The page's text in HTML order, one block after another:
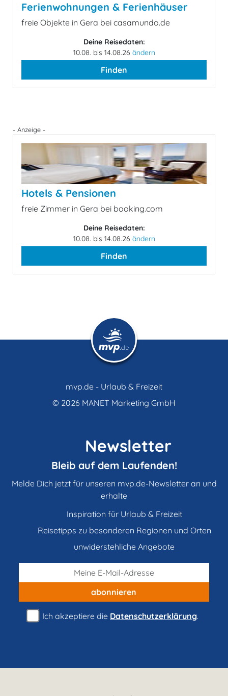
Ferienwohnungen & Ferienhäuser
freie Objekte in Gera bei casamundo.de
Deine Reisedaten:
10.08. bis 14.08.26 ändern
Finden
- Anzeige -
Hotels & Pensionen
freie Zimmer in Gera bei booking.com
Deine Reisedaten:
10.08. bis 14.08.26 ändern
Finden
mvp.de - Urlaub & Freizeit
© 2026 MANET Marketing GmbH
Newsletter
Bleib auf dem Laufenden!
Melde Dich jetzt für unseren mvp.de-Newsletter an und
erhalte
Inspiration für Urlaub & Freizeit
Reisetipps zu besonderen Regionen und Orten
unwiderstehliche Angebote
abonnieren
Ich akzeptiere die Datenschutzerklärung.